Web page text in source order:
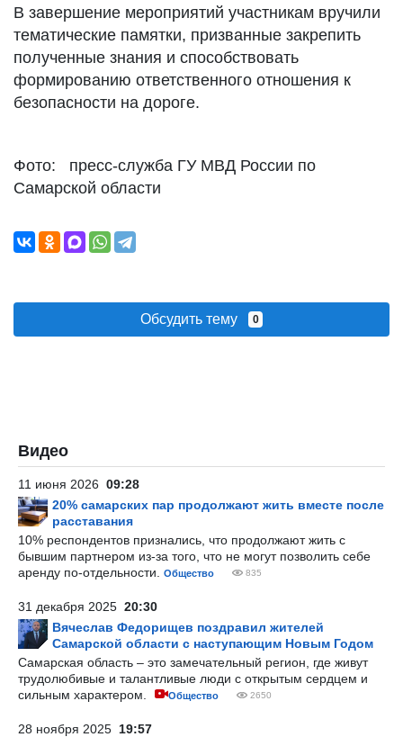
В завершение мероприятий участникам вручили
тематические памятки, призванные закрепить
полученные знания и способствовать
формированию ответственного отношения к
безопасности на дороге.
Фото: пресс-служба ГУ МВД России по
Самарской области
Обсудить тему 0
Видео
11 июня 2026 09:28
20% самарских пар продолжают жить вместе после
расставания
10% респондентов признались, что продолжают жить с
бывшим партнером из-за того, что не могут позволить себе
аренду по-отдельности.
Общество 835
31 декабря 2025 20:30
Вячеслав Федорищев поздравил жителей
Самарской области с наступающим Новым Годом
Самарская область – это замечательный регион, где живут
трудолюбивые и талантливые люди с открытым сердцем и
сильным характером.
Общество 2650
28 ноября 2025 19:57